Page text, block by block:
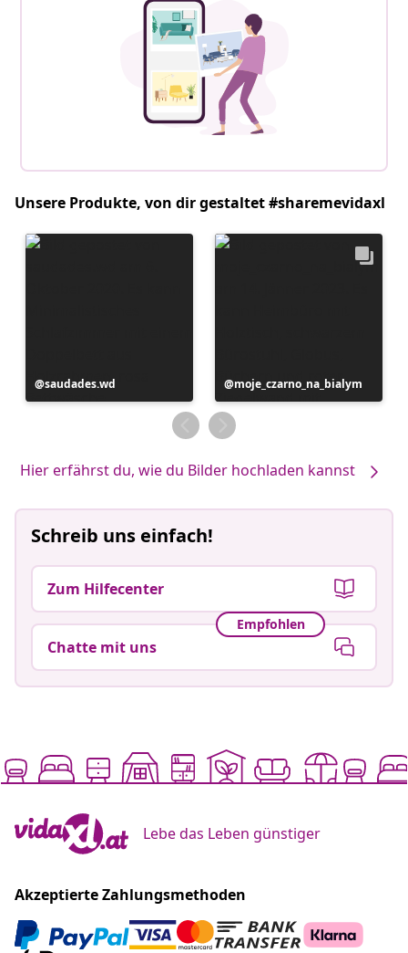
Unsere Produkte, von dir gestaltet #sharemevidaxl
Beitrag
veröffentlicht
saudades.wd
Beitrag
veröffentlicht
von
moje_czarno_na_bialym
Hier erfährst du, wie du Bilder hochladen kannst
Schreib uns einfach!
Zum Hilfecenter
Empfohlen
Chatte mit uns
Lebe das Leben günstiger
Akzeptierte Zahlungsmethoden